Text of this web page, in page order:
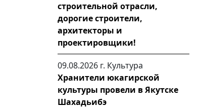
строительной отрасли,
дорогие строители,
архитекторы и
проектировщики!
09.08.2026 г. Культура
Хранители юкагирской
культуры провели в Якутске
Шахадьибэ